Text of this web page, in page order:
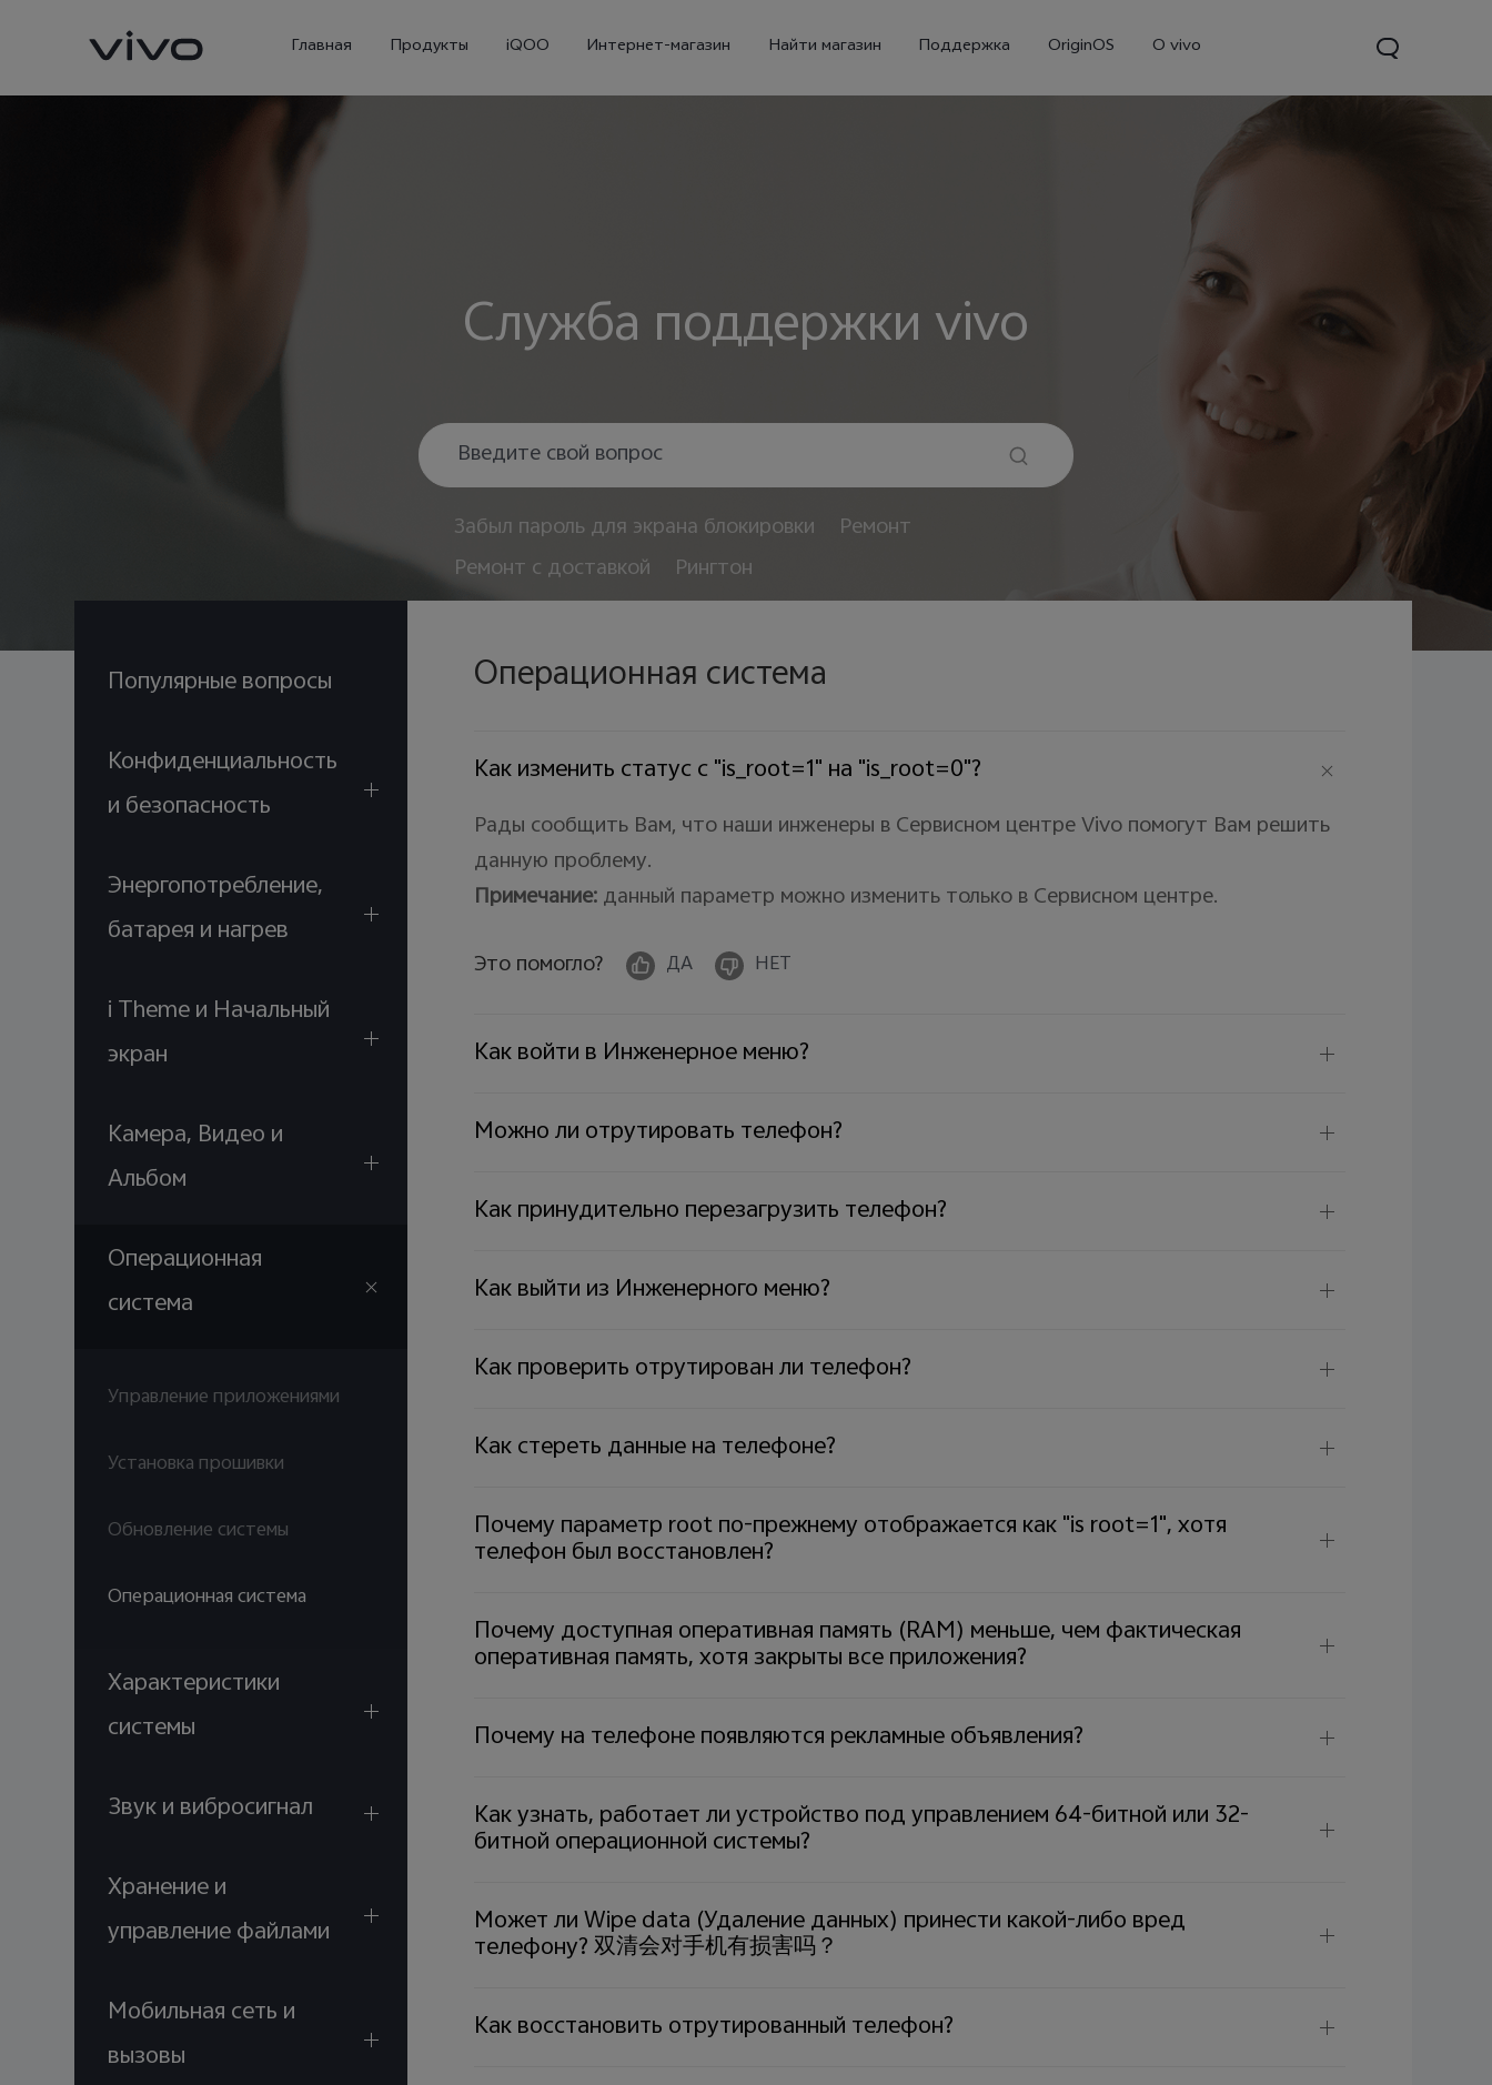
Главная Продукты iQOO Интернет-магазин Найти магазин Поддержка OriginOS O vivo
Служба поддержки vivo
Забыл пароль для экрана блокировки
Ремонт
Ремонт с доставкой
Рингтон
Популярные вопросы
Конфиденциальность
и безопасность
Энергопотребление,
батарея и нагрев
i Theme и Начальный
экран
Камера, Видео и
Альбом
Операционная
система
Управление приложениями
Установка прошивки
Обновление системы
Операционная система
Характеристики
системы
Звук и вибросигнал
Хранение и
управление файлами
Мобильная сеть и
вызовы
Операционная система
Как изменить статус с "is_root=1" на "is_root=0"?
Рады сообщить Вам, что наши инженеры в Сервисном центре Vivo помогут Вам решить
данную проблему.
Примечание:данный параметр можно изменить только в Сервисном центре.
Это помогло?
ДА НЕТ
Как войти в Инженерное меню?
Можно ли отрутировать телефон?
Как принудительно перезагрузить телефон?
Как выйти из Инженерного меню?
Как проверить отрутирован ли телефон?
Как стереть данные на телефоне?
Почему параметр root по-прежнему отображается как "is root=1", хотя
телефон был восстановлен?
Почему доступная оперативная память (RAM) меньше, чем фактическая
оперативная память, хотя закрыты все приложения?
Почему на телефоне появляются рекламные объявления?
Как узнать, работает ли устройство под управлением 64-битной или 32-
битной операционной системы?
Может ли Wipe data (Удаление данных) принести какой-либо вред
телефону? 双清会对手机有损害吗？
Как восстановить отрутированный телефон?